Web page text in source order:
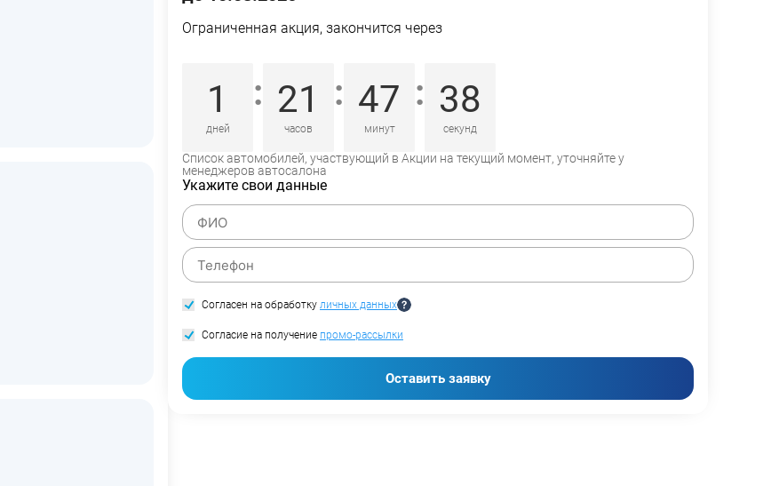
Ограниченная акция, закончится через
1
дней
: 21
часов
: 47
минут
: 37
секунд
Список автомобилей, участвующий в Акции на текущий момент, уточняйте у
менеджеров автосалона
Укажите свои данные
Согласен на обработку личных данных
Согласие на получение промо-рассылки
Оставить заявку